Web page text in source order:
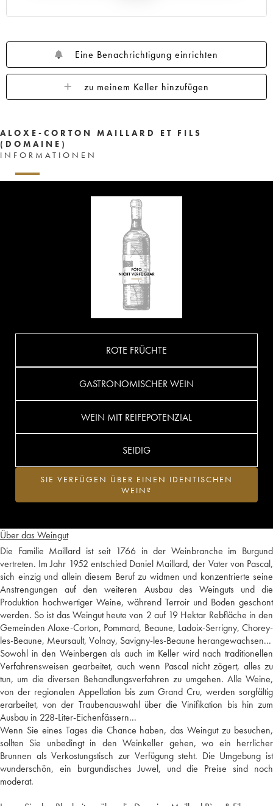
Eine Benachrichtigung einrichten
zu meinem Keller hinzufügen
ALOXE-CORTON MAILLARD ET FILS
(DOMAINE)
INFORMATIONEN
Über das Weingut
Die Familie Maillard ist seit 1766 in der Weinbranche im Burgund
vertreten. Im Jahr 1952 entschied Daniel Maillard, der Vater von Pascal,
sich einzig und allein diesem Beruf zu widmen und konzentrierte seine
Anstrengungen auf den weiteren Ausbau des Weinguts und die
Produktion hochwertiger Weine, während Terroir und Boden geschont
werden. So ist das Weingut heute von 2 auf 19 Hektar Rebfläche in den
Gemeinden Aloxe-Corton, Pommard, Beaune, Ladoix-Serrigny, Chorey-
les-Beaune, Meursault, Volnay, Savigny-les-Beaune herangewachsen...
Sowohl in den Weinbergen als auch im Keller wird nach traditionellen
Verfahrensweisen gearbeitet, auch wenn Pascal nicht zögert, alles zu
tun, um die diversen Behandlungsverfahren zu umgehen. Alle Weine,
von der regionalen Appellation bis zum Grand Cru, werden sorgfältig
erarbeitet, von der Traubenauswahl über die Vinifikation bis hin zum
Ausbau in 228-Liter-Eichenfässern...
Wenn Sie eines Tages die Chance haben, das Weingut zu besuchen,
sollten Sie unbedingt in den Weinkeller gehen, wo ein herrlicher
Brunnen als Verkostungstisch zur Verfügung steht. Die Umgebung ist
wunderschön, ein burgundisches Juwel, und die Preise sind noch
moderat.
ROTE FRÜCHTE
GASTRONOMISCHER WEIN
WEIN MIT REIFEPOTENZIAL
SEIDIG
SIE VERFÜGEN ÜBER EINEN IDENTISCHEN
WEIN?